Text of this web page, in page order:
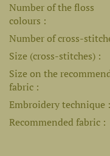
Number of the floss
colours
Number of cross-
Size (cross-stitches)
Size on the
fabric
Embroidery technique
Recommended fabric